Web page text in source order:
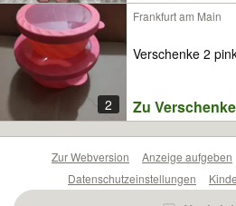
2
Frankfurt am Main
Verschenke 2
Zu
Zur Webversion Anzeige aufgeben
Datenschutzeinstellungen
Barrierefreiheitserklärung